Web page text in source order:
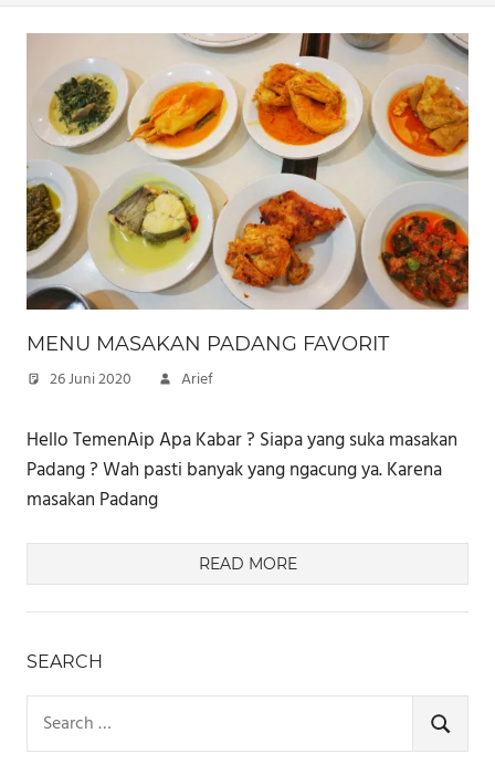
MENU MASAKAN PADANG FAVORIT
26 Juni 2020 Arief
Hello TemenAip Apa Kabar ? Siapa yang suka masakan
Padang ? Wah pasti banyak yang ngacung ya. Karena
masakan Padang
READ MORE
SEARCH
for:
SEARCH